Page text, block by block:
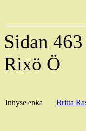
Sidan 463
Rixö Ö
Inhyse enka Britta